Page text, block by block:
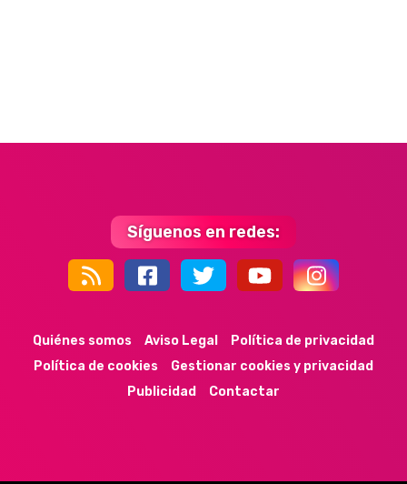
Síguenos en redes:
Quiénes somos Aviso Legal
Política de privacidad
Política de cookies
Gestionar cookies y privacidad
Publicidad
Contactar